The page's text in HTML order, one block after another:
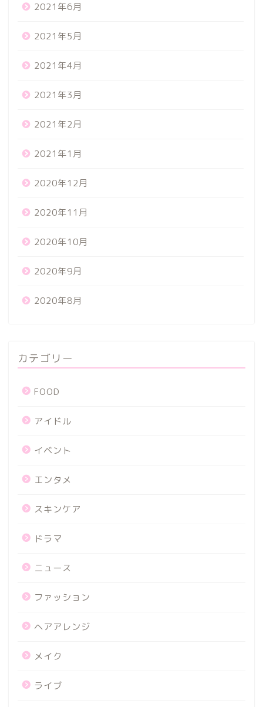
2021年6月
2021年5月
2021年4月
2021年3月
2021年2月
2021年1月
2020年12月
2020年11月
2020年10月
2020年9月
2020年8月
カテゴリー
FOOD
アイドル
イベント
エンタメ
スキンケア
ドラマ
ニュース
ファッション
ヘアアレンジ
メイク
ライブ